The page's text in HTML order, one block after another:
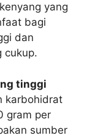
yang
bagi
dan
cukup.
tinggi
karbohidrat
gram per
sumber